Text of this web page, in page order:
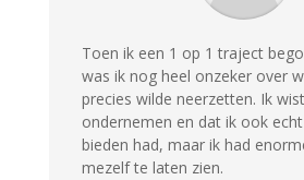
Toen ik een 1 op 1 traject
was ik nog heel onzeker over
precies wilde neerzetten. Ik
ondernemen en dat ik ook
bieden had, maar ik had
mezelf te laten zien.